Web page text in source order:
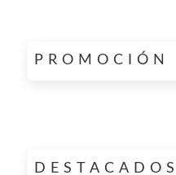
PROMOCIÓN
DESTACADOS